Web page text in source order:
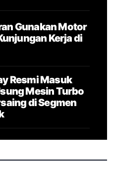
Gunakan Motor
Kerja di
Resmi Masuk
Mesin Turbo
di Segmen